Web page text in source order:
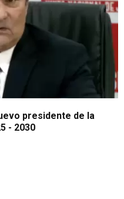
presidente de la
- 2030